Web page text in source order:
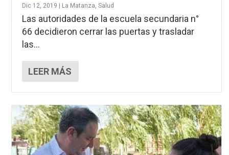
Dic 12, 2019 La Matanza,Salud
Las autoridades de la escuela secundaria n°
66 decidieron cerrar las puertas y trasladar
las...
LEER MÁS